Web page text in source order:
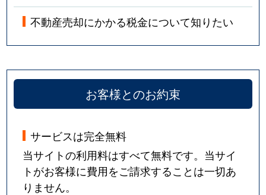
不動産売却にかかる税金について知りたい
お客様とのお約束
サービスは完全無料
当サイトの利用料はすべて無料です。当サイ
トがお客様に費用をご請求することは一切あ
りません。